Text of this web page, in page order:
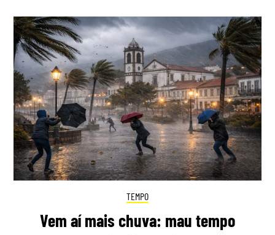
TEMPO
Vem aí mais chuva: mau tempo